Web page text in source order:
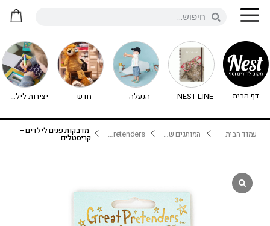
דף הבית NEST LINE הנעלה חדש יצירות לילדים - יצירה לילדים
עמוד הבית המותגים שלנו Great Pretenders מדבקות פנים לילדים –
קריסטלים